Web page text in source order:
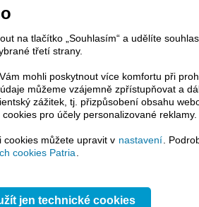
Projekt bychom vnímali pozitivně, protože by se
z hlediska dnešního obchodování jako neutrální.
zde.
na tlačítko „Souhlasím“ a udělíte
třetí strany.
mohli poskytnout více komfortu při
můžeme vzájemně zpřístupňovat a
zážitek, tj. přizpůsobení obsahu
pro účely personalizované reklamy.
cookies můžete upravit v nastavení .
cookies Patria
jen technické cookies